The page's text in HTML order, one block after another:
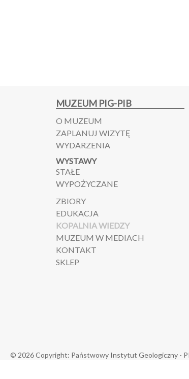
MUZEUM PIG-PIB
O MUZEUM
ZAPLANUJ WIZYTĘ
WYDARZENIA
WYSTAWY
STAŁE
WYPOŻYCZANE
ZBIORY
EDUKACJA
KOPALNIA WIEDZY
MUZEUM W MEDIACH
KONTAKT
SKLEP
© 2026 Copyright: Państwowy Instytut Geologiczny -